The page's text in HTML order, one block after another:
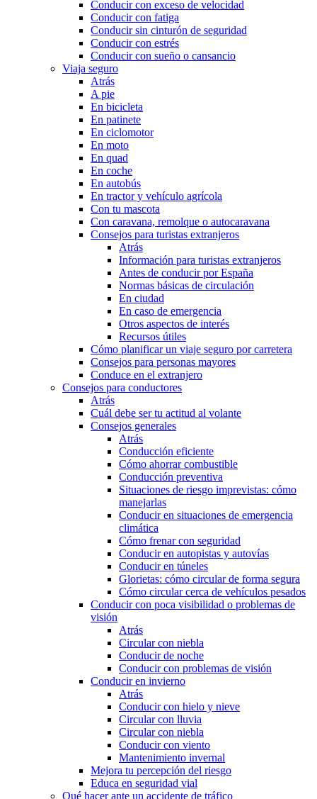
Conducir con exceso de velocidad
Conducir con fatiga
Conducir sin cinturón de seguridad
Conducir con estrés
Conducir con sueño o cansancio
Viaja seguro
Atrás
A pie
En bicicleta
En patinete
En ciclomotor
En moto
En quad
En coche
En autobús
En tractor y vehículo agrícola
Con tu mascota
Con caravana, remolque o autocaravana
Consejos para turistas extranjeros
Atrás
Información para turistas extranjeros
Antes de conducir por España
Normas básicas de circulación
En ciudad
En caso de emergencia
Otros aspectos de interés
Recursos útiles
Cómo planificar un viaje seguro por carretera
Consejos para personas mayores
Conduce en el extranjero
Consejos para conductores
Atrás
Cuál debe ser tu actitud al volante
Consejos generales
Atrás
Conducción eficiente
Cómo ahorrar combustible
Conducción preventiva
Situaciones de riesgo imprevistas: cómo
manejarlas
Conducir en situaciones de emergencia
climática
Cómo frenar con seguridad
Conducir en autopistas y autovías
Conducir en túneles
Glorietas: cómo circular de forma segura
Cómo circular cerca de vehículos pesados
Conducir con poca visibilidad o problemas de
visión
Atrás
Circular con niebla
Conducir de noche
Conducir con problemas de visión
Conducir en invierno
Atrás
Conducir con hielo y nieve
Circular con lluvia
Circular con niebla
Conducir con viento
Mantenimiento invernal
Mejora tu percepción del riesgo
Educa en seguridad vial
Qué hacer ante un accidente de tráfico